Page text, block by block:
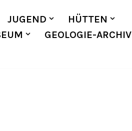
JUGEND
HÜTTEN
GEOLOGIE-ARCHIV